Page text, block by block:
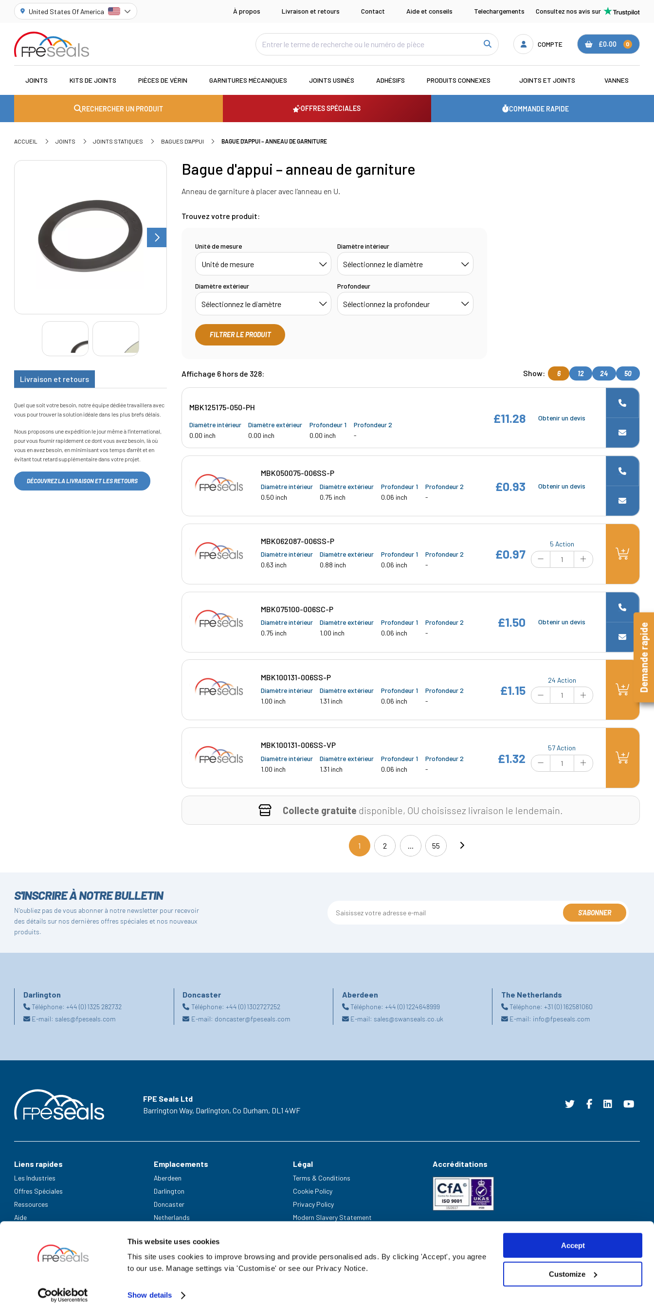
This website uses cookies
This site uses cookies to improve browsing and provide personalised ads. By clicking 'Accept', you agree
to our use. Manage settings via 'Customise' or see our Privacy Notice.
Show details
Accept
Customize
United States Of America À propos Livraison et retours Contact Aide et conseils Telechargements Consultez nos avis sur
COMPTE £0.00 0
JOINTS KITS DE JOINTS PIÈCES DE VÉRIN GARNITURES MÉCANIQUES JOINTS USINÉS ADHÉSIFS PRODUITS CONNEXES JOINTS ET JOINTS VANNES
RECHERCHER UN PRODUIT OFFRES SPÉCIALES COMMANDE RAPIDE
ACCUEIL JOINTS JOINTS STATIQUES BAGUES D'APPUI BAGUE D'APPUI – ANNEAU DE GARNITURE
Bague d'appui – anneau de garniture
Anneau de garniture à placer avec l’anneau en U.
Livraison et retours
Quel que soit votre besoin, notre équipe dédiée travaillera avec
vous pour trouver la solution idéale dans les plus brefs délais.
Nous proposons une expédition le jour même à l'international,
pour vous fournir rapidement ce dont vous avez besoin, là où
vous en avez besoin, en minimisant vos temps d'arrêt et en
évitant tout retard supplémentaire dans votre projet.
DÉCOUVREZ LA LIVRAISON ET LES RETOURS
Trouvez votre produit:
Unité de mesure Diamètre intérieur
Diamètre extérieur Profondeur
FILTRER LE PRODUIT
Affichage 6 hors de 328: Show: 6 12 24 50
MBK125175-050-PH
Diamètre intérieur
0.00 inch
Diamètre extérieur
0.00 inch
Profondeur 1
0.00 inch
Profondeur 2
-
Obtenir un devis
£11.28
MBK050075-006SS-P
Diamètre intérieur
0.50 inch
Diamètre extérieur
0.75 inch
Profondeur 1
0.06 inch
Profondeur 2
-
Obtenir un devis
£0.93
MBK062087-006SS-P
Diamètre intérieur
0.63 inch
Diamètre extérieur
0.88 inch
Profondeur 1
0.06 inch
Profondeur 2
-
5 Action
£0.97
MBK075100-006SC-P
Diamètre intérieur
0.75 inch
Diamètre extérieur
1.00 inch
Profondeur 1
0.06 inch
Profondeur 2
-
Obtenir un devis
£1.50
MBK100131-006SS-P
Diamètre intérieur
1.00 inch
Diamètre extérieur
1.31 inch
Profondeur 1
0.06 inch
Profondeur 2
-
24 Action
£1.15
MBK100131-006SS-VP
Diamètre intérieur
1.00 inch
Diamètre extérieur
1.31 inch
Profondeur 1
0.06 inch
Profondeur 2
-
57 Action
£1.32
Collecte gratuite disponible, OU choisissez livraison le lendemain.
1(current)
2 ... 55
S'INSCRIRE À NOTRE BULLETIN
N'oubliez pas de vous abonner à notre newsletter pour recevoir
des détails sur nos dernières offres spéciales et nos nouveaux
produits.
S'ABONNER
Darlington
Téléphone:+44 (0) 1325 282732
E-mail: sales@fpeseals.com
Doncaster
Téléphone: +44 (0) 1302727252
E-mail: doncaster@fpeseals.com
Aberdeen
Téléphone: +44 (0) 1224648999
E-mail: sales@swanseals.co.uk
The Netherlands
Téléphone:+31 (0) 162581060
E-mail: info@fpeseals.com
FPE Seals Ltd
Barrington Way, Darlington, Co Durham, DL1 4WF
Liens rapides
Les Industries
Offres Spéciales
Ressources
Aide
Emplacements
Aberdeen
Darlington
Doncaster
Netherlands
Légal
Terms & Conditions
Cookie Policy
Privacy Policy
Modern Slavery Statement
Accréditations
UK Company Registration Number: 3725829 | NL bedrijfsregistratienummer: 20085499
Demande rapide